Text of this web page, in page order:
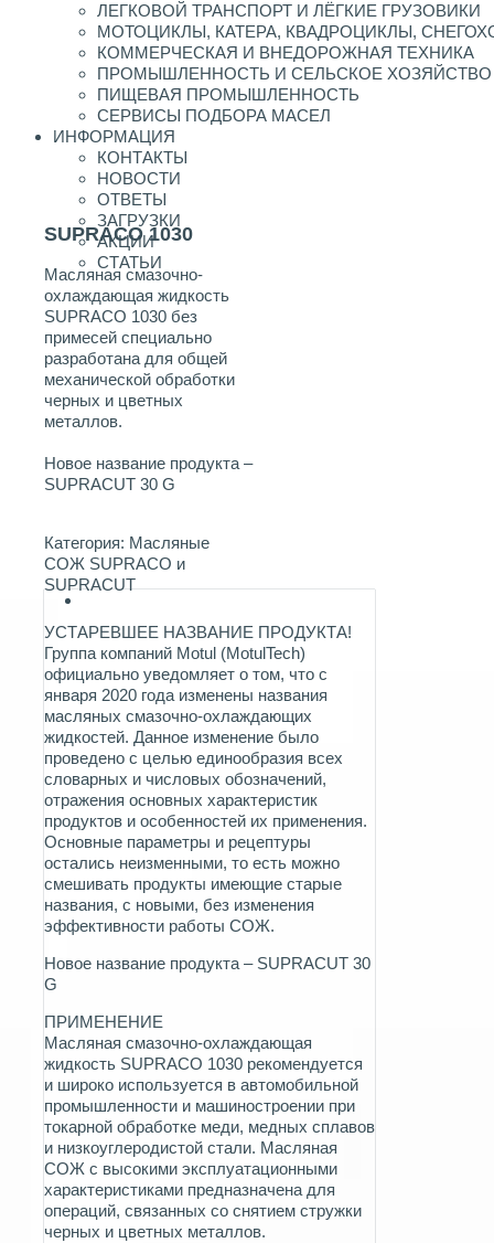
ЛЕГКОВОЙ ТРАНСПОРТ И ЛЁГКИЕ ГРУЗОВИКИ
МОТОЦИКЛЫ, КАТЕРА, КВАДРОЦИКЛЫ,
КОММЕРЧЕСКАЯ И ВНЕДОРОЖНАЯ ТЕХНИКА
ПРОМЫШЛЕННОСТЬ И СЕЛЬСКОЕ ХОЗЯЙСТВО
ПИЩЕВАЯ ПРОМЫШЛЕННОСТЬ
СЕРВИСЫ ПОДБОРА МАСЕЛ
ИНФОРМАЦИЯ
КОНТАКТЫ
НОВОСТИ
ОТВЕТЫ
ЗАГРУЗКИ
АКЦИИ
СТАТЬИ
SUPRACO 1030
Масляная смазочно-
охлаждающая жидкость
SUPRACO 1030 без
примесей специально
разработана для общей
механической обработки
черных и цветных
металлов.
Новое название продукта –
SUPRACUT 30 G
Категория: Масляные
СОЖ SUPRACO и
SUPRACUT
УСТАРЕВШЕЕ НАЗВАНИЕ ПРОДУКТА!
Группа компаний Motul (MotulTech)
официально уведомляет о том, что с
января 2020 года изменены названия
масляных смазочно-охлаждающих
жидкостей. Данное изменение было
проведено с целью единообразия всех
словарных и числовых обозначений,
отражения основных характеристик
продуктов и особенностей их применения.
Основные параметры и рецептуры
остались неизменными, то есть можно
смешивать продукты имеющие старые
названия, с новыми, без изменения
эффективности работы СОЖ.
Новое название продукта – SUPRACUT 30
G
ПРИМЕНЕНИЕ
Масляная смазочно-охлаждающая
жидкость SUPRACO 1030 рекомендуется
и широко используется в автомобильной
промышленности и машиностроении при
токарной обработке меди, медных сплавов
и низкоуглеродистой стали. Масляная
СОЖ с высокими эксплуатационными
характеристиками предназначена для
операций, связанных со снятием стружки
черных и цветных металлов.